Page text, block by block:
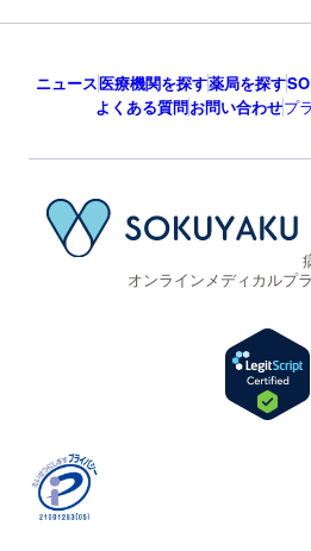
ニュース医療機関を探す薬局を探す
よくある質問お問い合わせプ
オンラインメディカルプ